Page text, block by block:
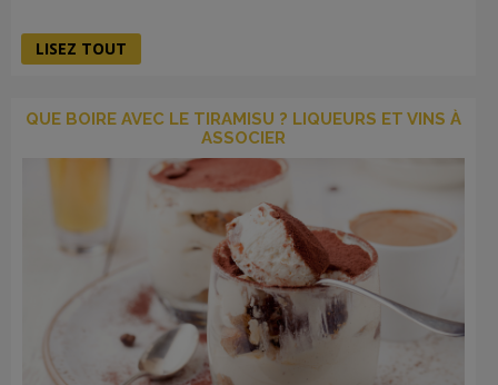
LISEZ TOUT
QUE BOIRE AVEC LE TIRAMISU ? LIQUEURS ET VINS À
ASSOCIER